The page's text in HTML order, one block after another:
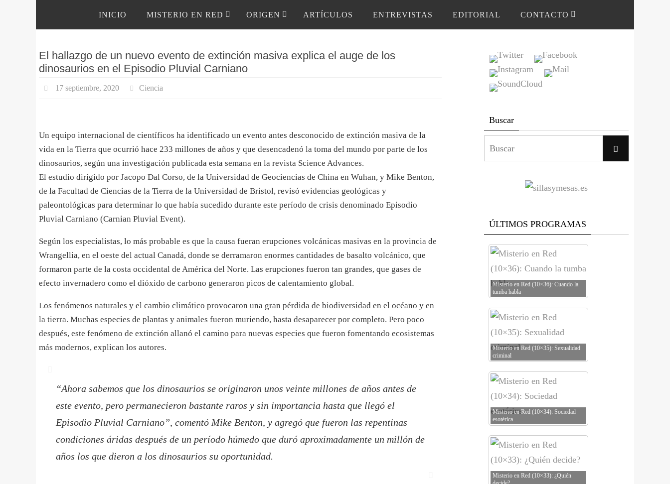
contenido
INICIO MISTERIO EN RED ORIGEN ARTÍCULOS ENTREVISTAS EDITORIAL CONTACTO
El hallazgo de un nuevo evento de extinción masiva explica el auge de los
dinosaurios en el Episodio Pluvial Carniano
17 septiembre, 2020 Ciencia
Un equipo internacional de científicos ha identificado un evento antes desconocido de extinción masiva de la
vida en la Tierra que ocurrió hace 233 millones de años y que desencadenó la toma del mundo por parte de los
dinosaurios, según una investigación publicada esta semana en la revista Science Advances.
El estudio dirigido por Jacopo Dal Corso, de la Universidad de Geociencias de China en Wuhan, y Mike Benton,
de la Facultad de Ciencias de la Tierra de la Universidad de Bristol, revisó evidencias geológicas y
paleontológicas para determinar lo que había sucedido durante este período de crisis denominado Episodio
Pluvial Carniano (Carnian Pluvial Event).
Según los especialistas, lo más probable es que la causa fueran erupciones volcánicas masivas en la provincia de
Wrangellia, en el oeste del actual Canadá, donde se derramaron enormes cantidades de basalto volcánico, que
formaron parte de la costa occidental de América del Norte. Las erupciones fueron tan grandes, que gases de
efecto invernadero como el dióxido de carbono generaron picos de calentamiento global.
Los fenómenos naturales y el cambio climático provocaron una gran pérdida de biodiversidad en el océano y en
la tierra. Muchas especies de plantas y animales fueron muriendo, hasta desaparecer por completo. Pero poco
después, este fenómeno de extinción allanó el camino para nuevas especies que fueron fomentando ecosistemas
más modernos, explican los autores.
“Ahora sabemos que los dinosaurios se originaron unos veinte millones de años antes de
este evento, pero permanecieron bastante raros y sin importancia hasta que llegó el
Episodio Pluvial Carniano”, comentó Mike Benton, y agregó que fueron las repentinas
condiciones áridas después de un período húmedo que duró aproximadamente un millón de
años los que dieron a los dinosaurios su oportunidad.
Buscar
Buscar
ÚLTIMOS PROGRAMAS
Misterio en Red (10×36): Cuando la
tumba habla
Misterio en Red (10×35): Sexualidad
criminal
Misterio en Red (10×34): Sociedad
esotérica
Misterio en Red (10×33): ¿Quién